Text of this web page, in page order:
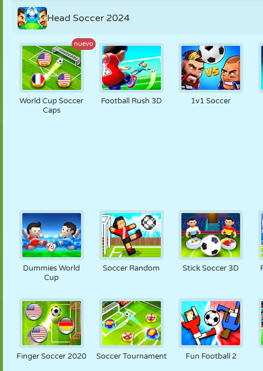
Head Soccer 2024
nuevo
World Cup Soccer
Caps
Football Rush 3D 1v1 Soccer
Dummies World
Cup
Soccer Random Stick Soccer 3D
Finger Soccer 2020 Soccer Tournament Fun Football 2